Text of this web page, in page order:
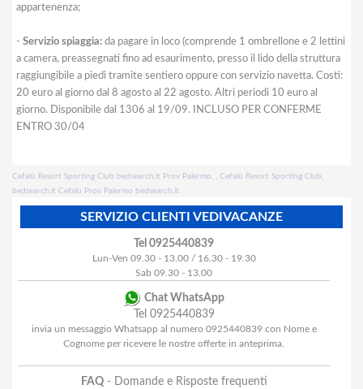
appartenenza;
- Servizio spiaggia: da pagare in loco (comprende 1 ombrellone e 2 lettini
a camera, preassegnati fino ad esaurimento, presso il lido della struttura
raggiungibile a piedi tramite sentiero oppure con servizio navetta. Costi:
20 euro al giorno dal 8 agosto al 22 agosto. Altri periodi 10 euro al
giorno. Disponibile dal 1306 al 19/09. INCLUSO PER CONFERME
ENTRO 30/04
Cefalù Resort Sporting Club bedsearch.it Prov Palermo, , Cefalù Resort Sporting Club,
bedsearch.it Cefalù Prov Palermo bedsearch.it
SERVIZIO CLIENTI VEDIVACANZE
Tel 0925440839
Lun-Ven 09.30 - 13.00 / 16.30 - 19.30
Sab 09.30 - 13.00
Chat WhatsApp
Tel 0925440839
invia un messaggio Whatsapp al numero 0925440839 con Nome e
Cognome per ricevere le nostre offerte in anteprima.
FAQ- Domande e Risposte frequenti